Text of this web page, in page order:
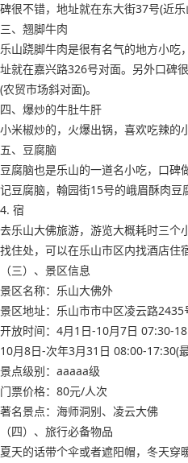
碑很不错，地址就在东大街37号(近乐
三、翘脚牛肉
乐山跷脚牛肉是很有名气的地方小吃
址就在嘉兴路326号对面。另外口碑
(农贸市场斜对面)。
四、爆炒的牛肚牛肝
小米椒炒的，火爆出锅，喜欢吃辣的
五、豆腐脑
豆腐脑也是乐山的一道名小吃，口
记豆腐脑，翰园街15号的峨眉酥肉豆
4. 宿
去乐山大佛旅游，游览大概耗时三个
找住处，可以在乐山市区内找酒店住
（三）、景区信息
景区名称：乐山大佛外
景区地址：乐山市市中区凌云路2435
开放时间：4月1日-10月7日 07:30-
10月8日-次年3月31日 08:00-17:30(
景点级别：aaaaa级
门票价格：80元/人次
著名景点：海师洞别、凌云大佛
（四）、旅行必备物品
夏天的话带个伞或者遮阳帽，冬天穿